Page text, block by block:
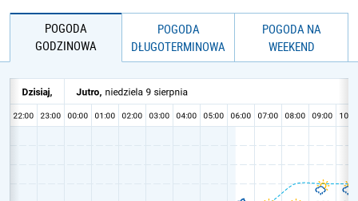
POGODA
GODZINOWA
POGODA
DŁUGOTERMINOWA
POGODA NA
WEEKEND